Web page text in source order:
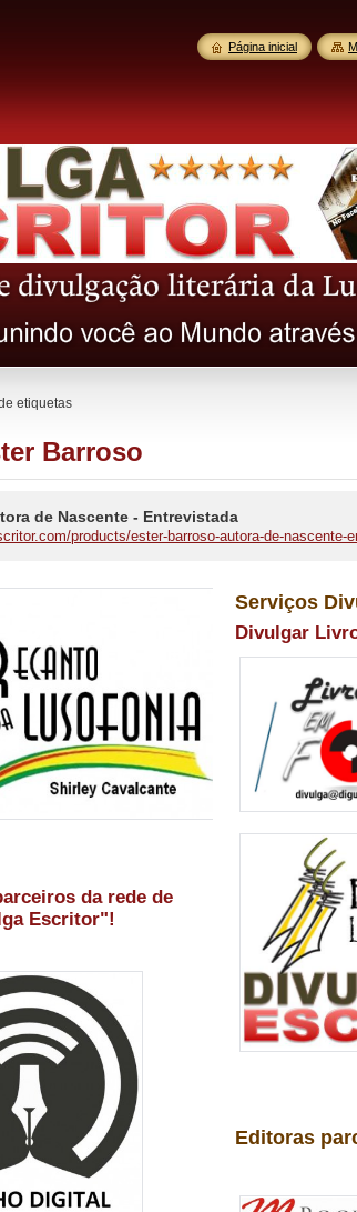
de etiquetas
Barroso
de Nascente - Entrevistada
products/ester-barroso-autora-de-nascente-
da rede de
Escritor"!
Serviços
Divulgar
Editoras
Página inicial